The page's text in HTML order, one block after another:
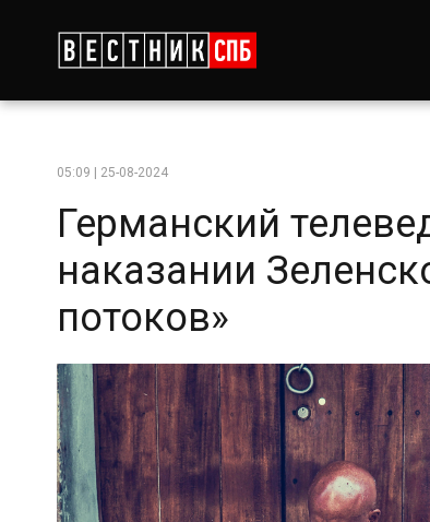
05:09 | 25-08-2024
Германский
наказании
потоков»